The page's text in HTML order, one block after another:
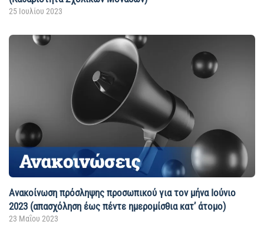
25 Ιουλίου 2023
Ανακοίνωση πρόσληψης προσωπικού για τον μήνα Ιούνιο
2023 (απασχόληση έως πέντε ημερομίσθια κατ’ άτομο)
23 Μαΐου 2023